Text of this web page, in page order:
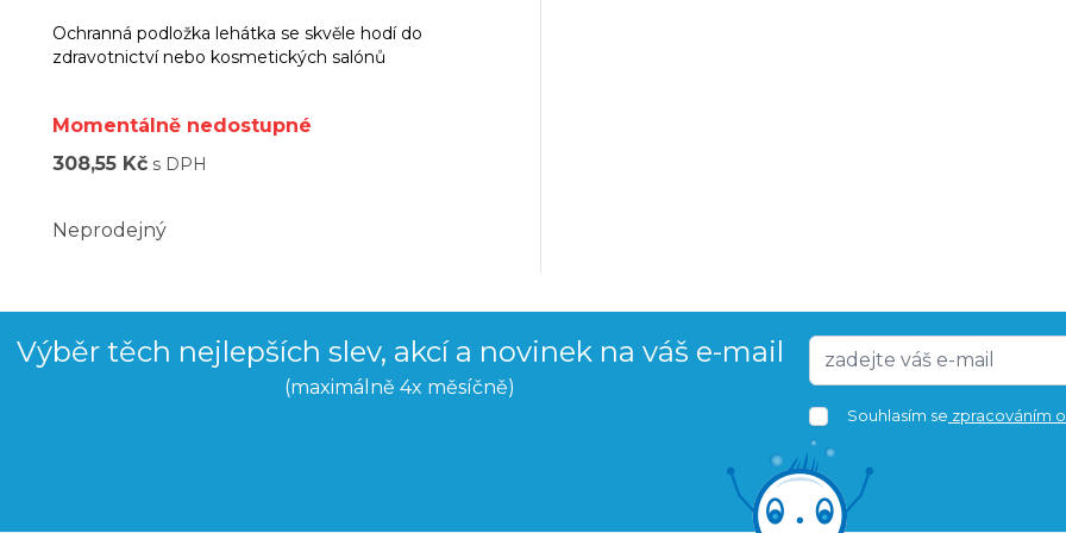
Ochranná podložka lehátka se skvěle hodí do
zdravotnictví nebo kosmetických salónů
Momentálně nedostupné
308,55 Kč s DPH
Neprodejný
Výběr těch nejlepších slev, akcí a novinek na váš e-mail
(maximálně 4x měsíčně)
Souhlasím se zpracováním